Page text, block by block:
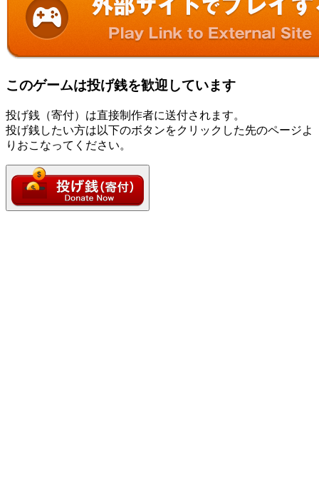
このゲームは投げ銭を歓迎しています
投げ銭（寄付）は直接制作者に送付されます。
投げ銭したい方は以下のボタンをクリックした先のページよ
りおこなってください。